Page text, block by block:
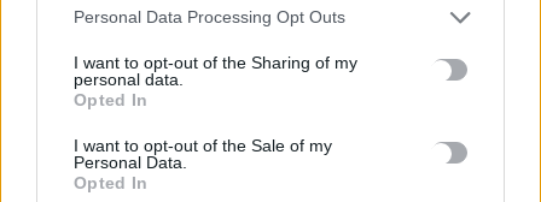
Personal Data Processing Opt Outs
I want to opt-out of the Sharing of my
personal data.
Opted In
I want to opt-out of the Sale of my
Personal Data.
Opted In
Ενοίκια: Πότε γίνονται υποχρεωτικές οι πληρωμές μέσω
τραπεζών
Ισπανία: Η συγκινητική επανένωση γυναίκας με τα